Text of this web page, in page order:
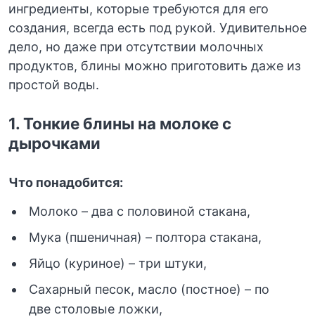
ингредиенты, которые требуются для его
создания, всегда есть под рукой. Удивительное
дело, но даже при отсутствии молочных
продуктов, блины можно приготовить даже из
простой воды.
1. Тонкие блины на молоке с
дырочками
Что понадобится:
Молоко – два с половиной стакана,
Мука (пшеничная) – полтора стакана,
Яйцо (куриное) – три штуки,
Сахарный песок, масло (постное) – по
две столовые ложки,